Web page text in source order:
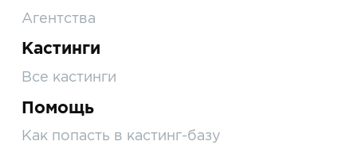
Агентства
Кастинги
Все кастинги
Помощь
Как попасть в кастинг-базу